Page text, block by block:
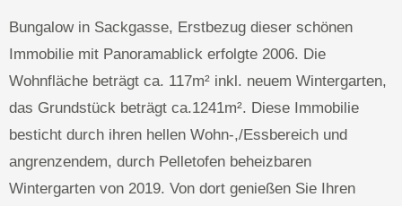
Bungalow in Sackgasse, Erstbezug dieser schönen
Immobilie mit Panoramablick erfolgte 2006. Die
Wohnfläche beträgt ca. 117m² inkl. neuem Wintergarten,
das Grundstück beträgt ca.1241m². Diese Immobilie
besticht durch ihren hellen Wohn-,/Essbereich und
angrenzendem, durch Pelletofen beheizbaren
Wintergarten von 2019. Von dort genießen Sie Ihren